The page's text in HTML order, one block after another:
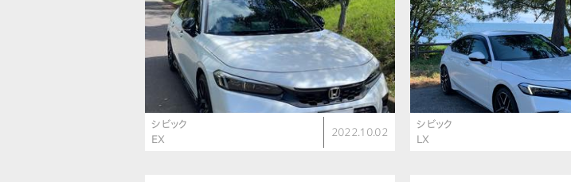
シビック
EX
2022.10.02
シビック
LX